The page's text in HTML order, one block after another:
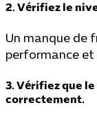
2. Vérifiez le
Un manque de
performance et
3. Vérifiez que
correctement.